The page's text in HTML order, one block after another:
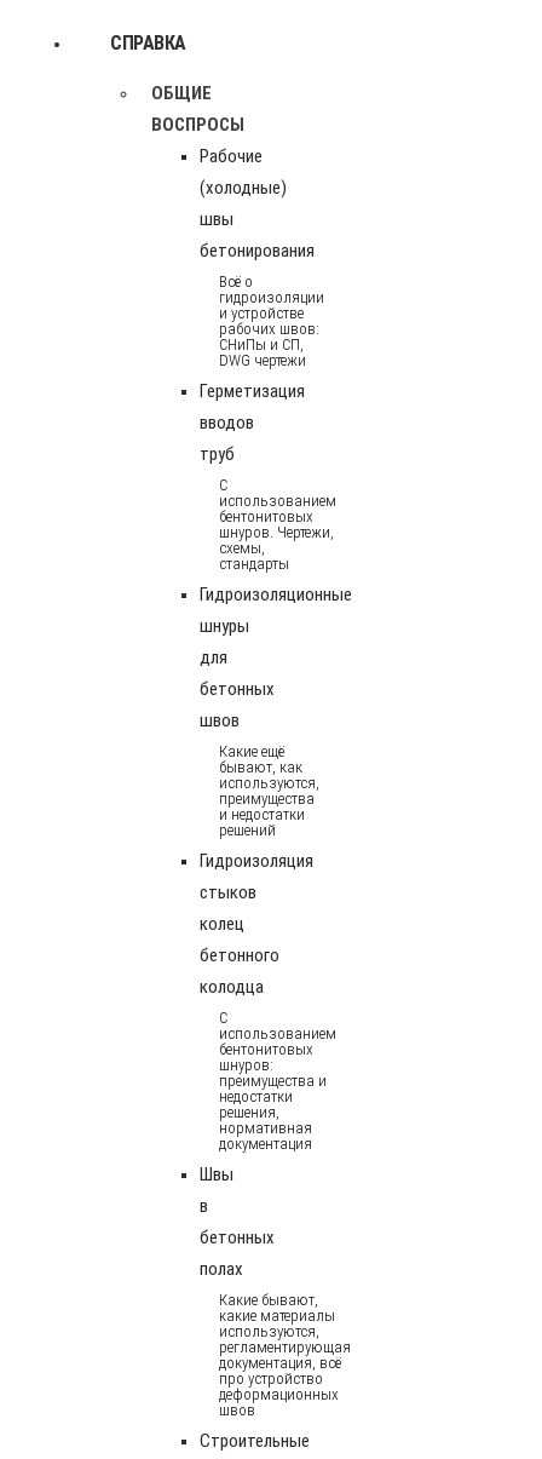
СПРАВКА
ОБЩИЕ
ВОСПРОСЫ
Рабочие
(холодные)
швы
бетонирования
Всё о
гидроизоляции
и устройстве
рабочих швов:
СНиПы и СП,
DWG чертежи
Герметизация
вводов
труб
С
использованием
бентонитовых
шнуров. Чертежи,
схемы,
стандарты
Гидроизоляционные
шнуры
для
бетонных
швов
Какие ещё
бывают, как
используются,
преимущества
и недостатки
решений
Гидроизоляция
стыков
колец
бетонного
колодца
С
использованием
бентонитовых
шнуров:
преимущества и
недостатки
решения,
нормативная
документация
Швы
в
бетонных
полах
Какие бывают,
какие материалы
используются,
регламентирующая
документация, всё
про устройство
деформационных
швов
Строительные